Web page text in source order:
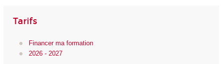
Tarifs
Financer ma formation
2026 - 2027